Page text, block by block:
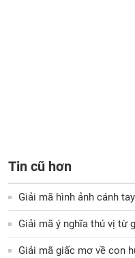
Tin cũ hơn
Giải mã hình ảnh cánh
Giải mã ý nghĩa thú vị từ
Giải mã giấc mơ về con